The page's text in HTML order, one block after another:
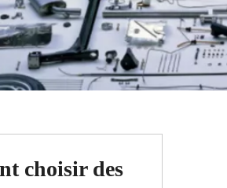
choisir des